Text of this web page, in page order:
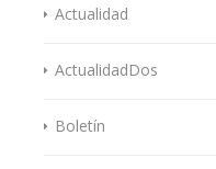
Actualidad
ActualidadDos
Boletín